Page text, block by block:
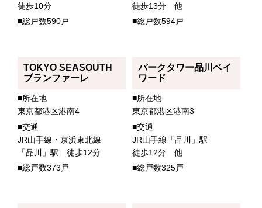
徒歩10分
■総戸数590戸
徒歩13分 他
■総戸数594戸
TOKYO SEASOUTH
ブランファーレ
■所在地
東京都港区港南4
■交通
JR山手線・京浜東北線
「品川」駅 徒歩12分
■総戸数373戸
パークタワー品川ベイ
ワード
■所在地
東京都港区港南3
■交通
JR山手線「品川」駅
徒歩12分 他
■総戸数325戸